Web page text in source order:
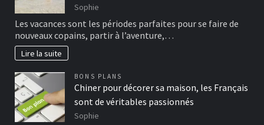
Sophie
Les vacances sont les périodes parfaites pour se faire de
nouveaux copains, partir à l’aventure,…
Lire la suite
BONS PLANS
Chiner pour décorer sa maison, les Français
sont de véritables passionnés
Sophie